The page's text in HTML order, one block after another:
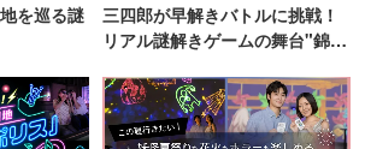
を巡る謎
三四郎が早解きバトルに挑戦！
リアル謎解きゲームの舞台"錦糸